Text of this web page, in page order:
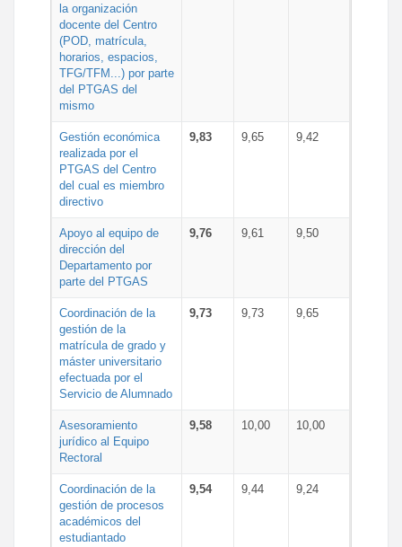
la organización
docente del Centro
(POD, matrícula,
horarios, espacios,
TFG/TFM...) por parte
del PTGAS del
mismo
Gestión económica
realizada por el
PTGAS del Centro
del cual es miembro
directivo
9,83 9,65 9,42
Apoyo al equipo de
dirección del
Departamento por
parte del PTGAS
9,76 9,61 9,50
Coordinación de la
gestión de la
matrícula de grado y
máster universitario
efectuada por el
Servicio de Alumnado
9,73 9,73 9,65
Asesoramiento
jurídico al Equipo
Rectoral
9,58 10,00 10,00
Coordinación de la
gestión de procesos
académicos del
estudiantado
9,54 9,44 9,24